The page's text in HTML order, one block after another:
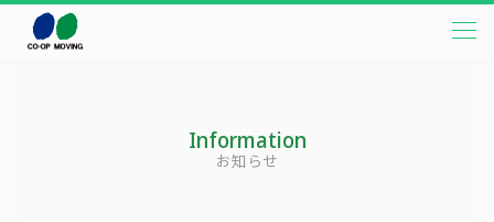
メ
本文までスキップする
Information
お知らせ